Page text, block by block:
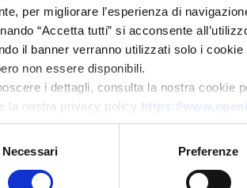
per migliorare l’esperienza di
“Accetta tutti” si acconsente
il banner verranno utilizzati solo i
non essere disponibili.
i dettagli, consulta la nostra cookie
e la nostra privacy policy https://
Necessari Preferenze
interesse associate a questo contenuto